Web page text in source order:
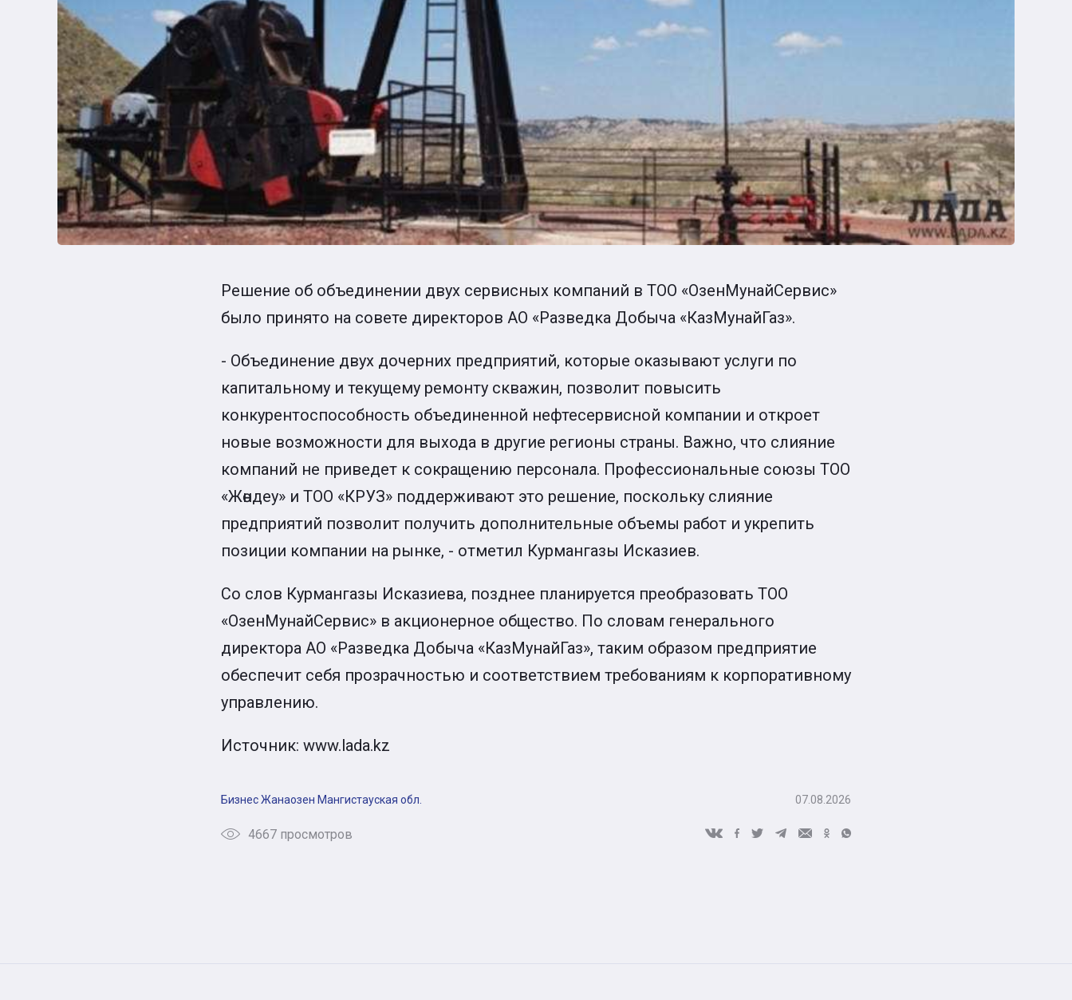
Решение об объединении двух сервисных компаний в ТОО «ОзенМунайСервис»
было принято на совете директоров АО «Разведка Добыча «КазМунайГаз».
- Объединение двух дочерних предприятий, которые оказывают услуги по
капитальному и текущему ремонту скважин, позволит повысить
конкурентоспособность объединенной нефтесервисной компании и откроет
новые возможности для выхода в другие регионы страны. Важно, что слияние
компаний не приведет к сокращению персонала. Профессиональные союзы ТОО
«Жөндеу» и ТОО «КРУЗ» поддерживают это решение, поскольку слияние
предприятий позволит получить дополнительные объемы работ и укрепить
позиции компании на рынке, - отметил Курмангазы Исказиев.
Со слов Курмангазы Исказиева, позднее планируется преобразовать ТОО
«ОзенМунайСервис» в акционерное общество. По словам генерального
директора АО «Разведка Добыча «КазМунайГаз», таким образом предприятие
обеспечит себя прозрачностью и соответствием требованиям к корпоративному
управлению.
Источник: www.lada.kz
БизнесЖанаозен Мангистауская обл. 07.08.2026
4667 просмотров